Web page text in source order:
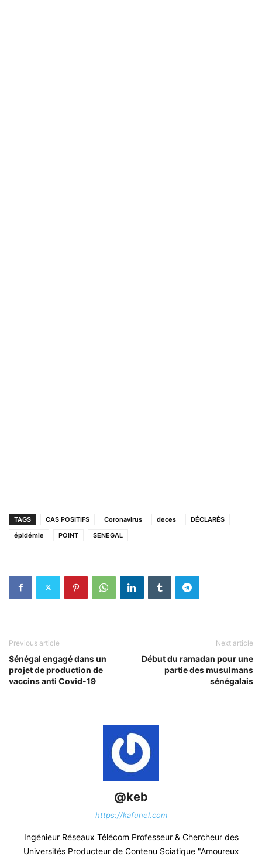
TAGS CAS POSITIFS Coronavirus deces
DÉCLARÉS
épidémie
POINT SENEGAL
Previous article
Sénégal engagé dans un
projet de production de
vaccins anti Covid-19
Next article
Début du ramadan pour une
partie des musulmans
sénégalais
@keb
https://kafunel.com
Ingénieur Réseaux Télécom Professeur & Chercheur des
Universités Producteur de Contenu Sciatique "Amoureux